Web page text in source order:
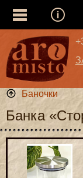
Баночки
Банка